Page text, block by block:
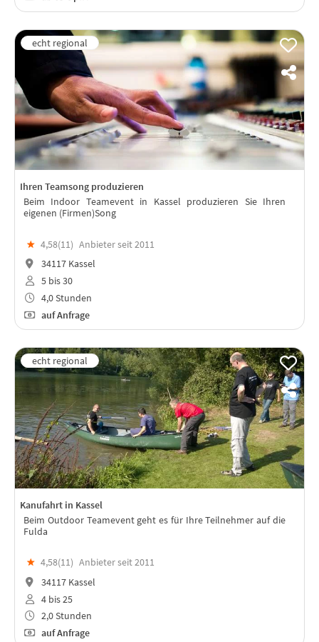
Ihren Teamsong produzieren
Beim Indoor Teamevent in Kassel produzieren Sie Ihren
eigenen (Firmen)Song
★ 4,58(11) Anbieter seit 2011
34117 Kassel
5 bis 30
4,0 Stunden
auf Anfrage
Kanufahrt in Kassel
Beim Outdoor Teamevent geht es für Ihre Teilnehmer auf die
Fulda
★ 4,58(11) Anbieter seit 2011
34117 Kassel
4 bis 25
2,0 Stunden
auf Anfrage